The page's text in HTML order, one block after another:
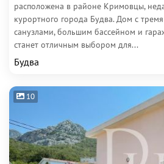
расположена в районе Кримовцы,
курортного города Будва. Дом с
санузлами, большим бассейном и
станет отличным выбором для...
Будва
10